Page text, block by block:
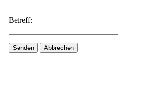
Betreff:
Senden Abbrechen